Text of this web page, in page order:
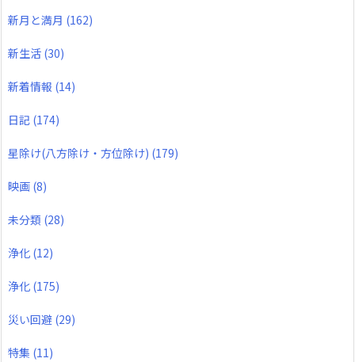
新月と満月 (162)
新生活 (30)
新着情報 (14)
日記 (174)
星除け(八方除け・方位除け) (179)
映画 (8)
未分類 (28)
浄化 (12)
浄化 (175)
災い回避 (29)
特集 (11)